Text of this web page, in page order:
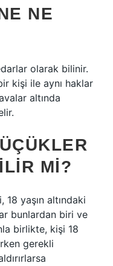
NE
olarak bilinir.
kişi ile aynı haklar
altında
MI?
yaşın altındaki
bunlardan biri ve
birlikte, kişi 18
gerekli